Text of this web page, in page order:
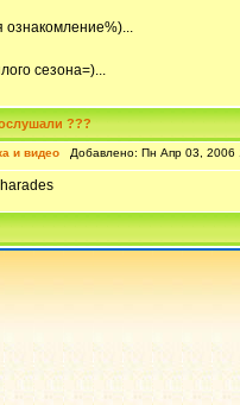
ознакомление%)...
сезона=)...
???
и видео Добавлено: Пн Апр 03,